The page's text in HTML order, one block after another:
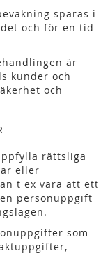
sparas i
och för en tid
är
kunder och
och
rättsliga
eller
t ex vara att ett
personuppgift
som